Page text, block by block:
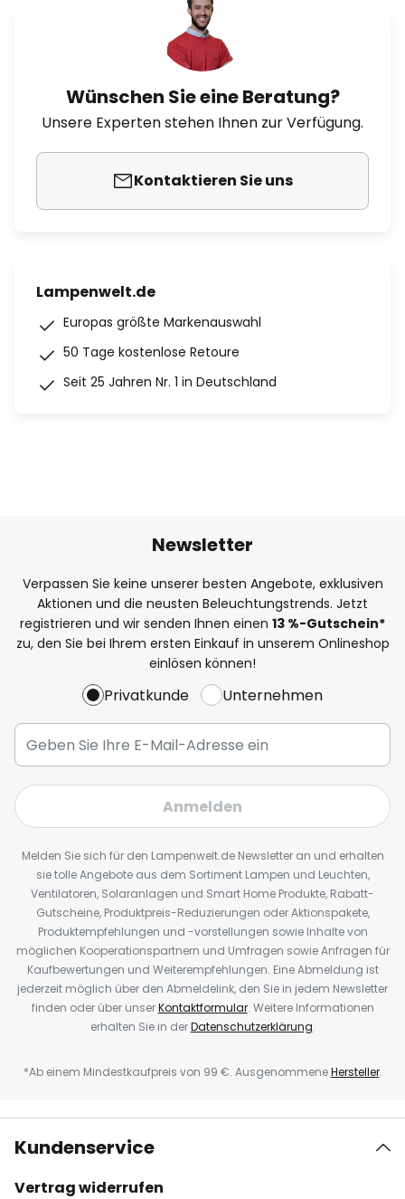
Wünschen Sie eine Beratung?
Unsere Experten stehen Ihnen zur Verfügung.
Kontaktieren Sie uns
Lampenwelt.de
Europas größte Markenauswahl
50 Tage kostenlose Retoure
Seit 25 Jahren Nr. 1 in Deutschland
Newsletter
Verpassen Sie keine unserer besten Angebote, exklusiven
Aktionen und die neusten Beleuchtungstrends. Jetzt
registrieren und wir senden Ihnen einen 13 %-Gutschein*
zu, den Sie bei Ihrem ersten Einkauf in unserem Onlineshop
einlösen können!
Privatkunde Unternehmen
Anmelden
Melden Sie sich für den Lampenwelt.de Newsletter an und erhalten
sie tolle Angebote aus dem Sortiment Lampen und Leuchten,
Ventilatoren, Solaranlagen und Smart Home Produkte, Rabatt-
Gutscheine, Produktpreis-Reduzierungen oder Aktionspakete,
Produktempfehlungen und -vorstellungen sowie Inhalte von
möglichen Kooperationspartnern und Umfragen sowie Anfragen für
Kaufbewertungen und Weiterempfehlungen. Eine Abmeldung ist
jederzeit möglich über den Abmeldelink, den Sie in jedem Newsletter
finden oder über unserKontaktformular. Weitere Informationen
erhalten Sie in derDatenschutzerklärung.
*Ab einem Mindestkaufpreis von 99 €. AusgenommeneHersteller.
Kundenservice
Vertrag widerrufen